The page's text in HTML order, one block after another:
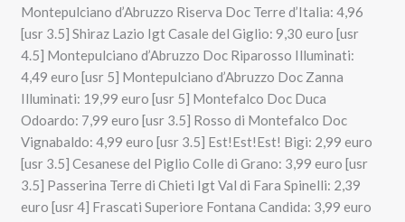
Montepulciano d’Abruzzo Riserva Doc Terre d’Italia: 4,96
[usr 3.5] Shiraz Lazio Igt Casale del Giglio: 9,30 euro [usr
4.5] Montepulciano d’Abruzzo Doc Riparosso Illuminati:
4,49 euro [usr 5] Montepulciano d’Abruzzo Doc Zanna
Illuminati: 19,99 euro [usr 5] Montefalco Doc Duca
Odoardo: 7,99 euro [usr 3.5] Rosso di Montefalco Doc
Vignabaldo: 4,99 euro [usr 3.5] Est!Est!Est! Bigi: 2,99 euro
[usr 3.5] Cesanese del Piglio Colle di Grano: 3,99 euro [usr
3.5] Passerina Terre di Chieti Igt Val di Fara Spinelli: 2,39
euro [usr 4] Frascati Superiore Fontana Candida: 3,99 euro